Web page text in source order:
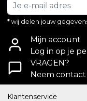
* wij delen jouw
Mijn account
Log in op je
VRAGEN?
Neem
Klantenservice